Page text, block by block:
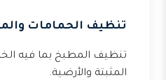
تنظيف الحمامات
تنظيف المطبخ بما فيه
المثبتة والأرضية.